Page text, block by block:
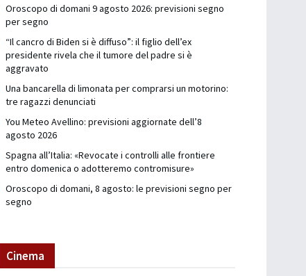
Oroscopo di domani 9 agosto 2026: previsioni segno
per segno
“Il cancro di Biden si è diffuso”: il figlio dell’ex
presidente rivela che il tumore del padre si è
aggravato
Una bancarella di limonata per comprarsi un motorino:
tre ragazzi denunciati
You Meteo Avellino: previsioni aggiornate dell’8
agosto 2026
Spagna all’Italia: «Revocate i controlli alle frontiere
entro domenica o adotteremo contromisure»
Oroscopo di domani, 8 agosto: le previsioni segno per
segno
Cinema